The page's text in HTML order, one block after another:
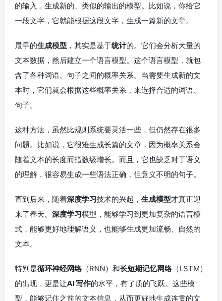
的输入，生成新的、类似的输出的模型。比如说，你给它
一段文字，它就能根据这段文字，生成一篇新的文章。
最早的生成模型 ，其实是基于统计的。它们会分析大量的
文本数据，然后建立一个语言模型。这个语言模型，就包
含了各种词语、句子之间的概率关系。当需要生成新的文
本时，它们就会根据这些概率关系，来选择合适的词语、
句子。
这种方法，虽然比规则系统要灵活一些，但仍然存在很多
问题。比如说，它很难生成长篇的文章，因为概率关系会
随着文本的长度而指数级增长。而且，它也缺乏对于语义
的理解，很容易生成一些语法正确，但意义不明的句子。
直到后来，随着深度学习技术的兴起， 生成模型才真正迎
来了春天。 深度学习模型，能够学习到更加复杂的语言模
式，能够更好地理解语义，也能够生成更加流畅、自然的
文本。
特别是循环神经网络（RNN）和长短期记忆网络（LSTM）
的出现，更是让AI 写作的水平，有了质的飞跃。这些模
型，能够记住之前的文本信息，从而更好地生成连贯的文